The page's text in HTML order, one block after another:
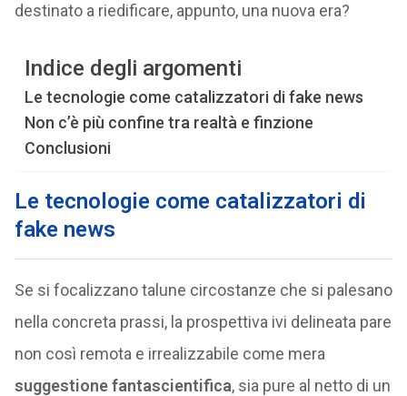
destinato a riedificare, appunto, una nuova era?
Indice degli argomenti
Le tecnologie come catalizzatori di fake news
Non c’è più confine tra realtà e finzione
Conclusioni
Le tecnologie come catalizzatori di
fake news
Se si focalizzano talune circostanze che si palesano
nella concreta prassi, la prospettiva ivi delineata pare
non così remota e irrealizzabile come mera
suggestione fantascientifica, sia pure al netto di un